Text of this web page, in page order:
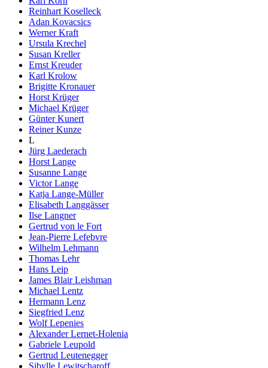
Reinhart Koselleck
Adan Kovacsics
Werner Kraft
Ursula Krechel
Susan Kreller
Ernst Kreuder
Karl Krolow
Brigitte Kronauer
Horst Krüger
Michael Krüger
Günter Kunert
Reiner Kunze
L
Jürg Laederach
Horst Lange
Susanne Lange
Victor Lange
Katja Lange-Müller
Elisabeth Langgässer
Ilse Langner
Gertrud von le Fort
Jean-Pierre Lefebvre
Wilhelm Lehmann
Thomas Lehr
Hans Leip
James Blair Leishman
Michael Lentz
Hermann Lenz
Siegfried Lenz
Wolf Lepenies
Alexander Lernet-Holenia
Gabriele Leupold
Gertrud Leutenegger
Sibylle Lewitscharoff